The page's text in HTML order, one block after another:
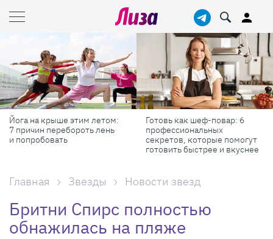
Йога на крыше этим летом:
7 причин перебороть лень
и попробовать
Готовь как шеф-повар: 6
профессиональных
секретов, которые помогут
готовить быстрее и вкуснее
Главная Звезды Новости звезд
Бритни Спирс полностью
обнажилась на пляже